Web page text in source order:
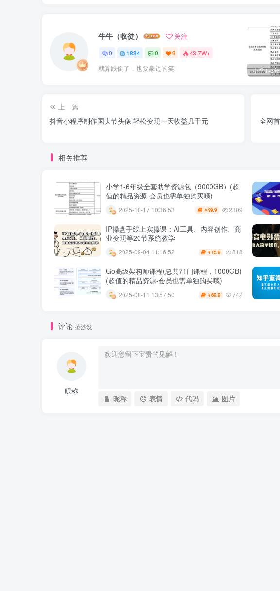
牛牛（收徒） 关注
0 1834 0 9 43.7W+
就算跌倒了，也要豪迈的笑!
上一篇
抖音小程序制作国庆节头像 轻松变现一天收益几千元
全网
相关推荐
小学1-6年级全套助学资源包（9000GB）(超
值的精品资源-会员也需单独购买哦)
2025-10-17 10:36:53 ￥99.9 2309
IP操盘手线上实操课：AI工具、内容创作、商
业变现等20节系统教学
2025-09-04 11:16:52 ￥ 15.9 818
Go高级架构师课程(总共71门课程，1000GB)
(超值的精品资源-会员也需单独购买哦)
2025-08-11 13:57:50 ￥69.9 742
评论 抢沙发
昵称
昵称 表情 代码 图片